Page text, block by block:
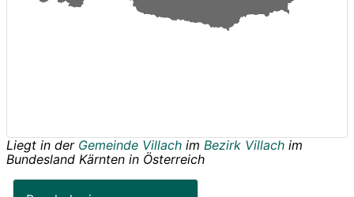
Liegt in der Gemeinde Villach im Bezirk Villach im
Bundesland Kärnten in Österreich